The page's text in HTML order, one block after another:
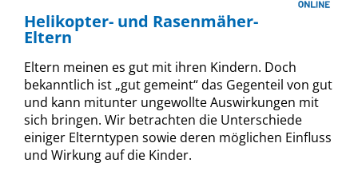
Helikopter- und Rasenmäher-
Eltern
Eltern meinen es gut mit ihren Kindern. Doch
bekanntlich ist „gut gemeint“ das Gegenteil von gut
und kann mitunter ungewollte Auswirkungen mit
sich bringen. Wir betrachten die Unterschiede
einiger Elterntypen sowie deren möglichen Einfluss
und Wirkung auf die Kinder.